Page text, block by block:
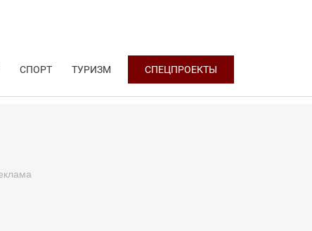
СПОРТ ТУРИЗМ СПЕЦПРОЕКТЫ